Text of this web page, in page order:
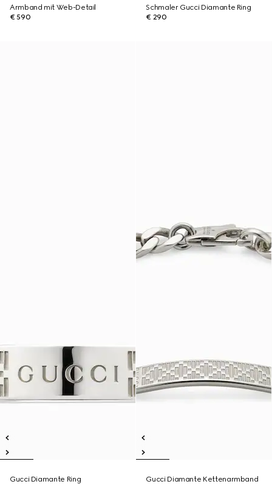
Armband mit Web-Detail
€ 590
Schmaler Gucci Diamante Ring
€ 290
Gucci Diamante Ring
Gucci Diamante Kettenarmband